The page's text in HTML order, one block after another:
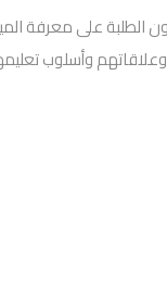
على معرفة
وعلاقاتهم وأسلوب